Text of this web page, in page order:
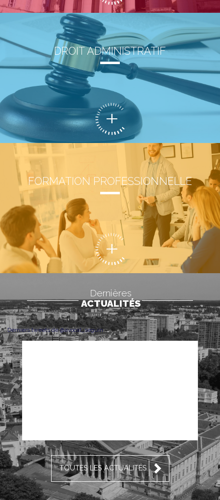
DROIT ADMINISTRATIF
FORMATION PROFESSIONNELLE
Dernières
ACTUALITÉS
Derniers tweets de @avocat_seguin
TOUTES LES ACTUALITÉS